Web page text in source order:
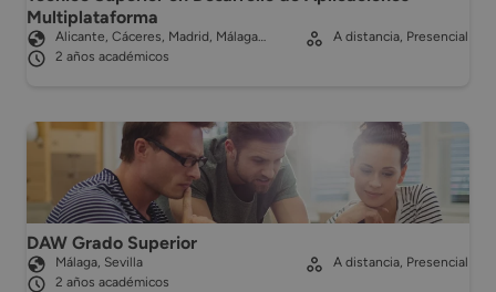
Multiplataforma
Alicante, Cáceres, Madrid, Málaga…
2 años académicos
A distancia, Presencial
DAW Grado Superior
Málaga, Sevilla
2 años académicos
A distancia, Presencial